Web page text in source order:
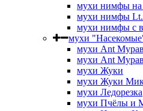
мухи нимфы на
мухи нимфы Lt.
мухи нимфы с
мухи
мухи Ant
мухи Ant
мухи Жуки
мухи Жуки
мухи Ледорезка
мухи Пчёлы и